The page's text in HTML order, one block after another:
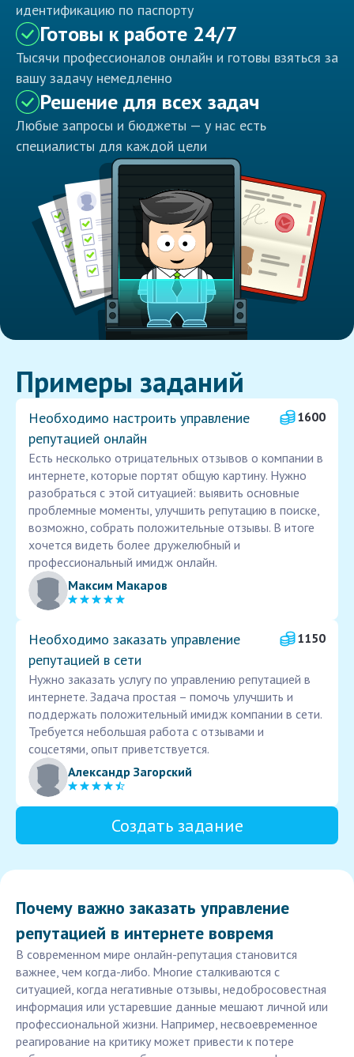
идентификацию по паспорту
Готовы к работе 24/7
Тысячи профессионалов онлайн и готовы взяться за
вашу задачу немедленно
Решение для всех задач
Любые запросы и бюджеты — у нас есть
специалисты для каждой цели
Примеры заданий
Необходимо настроить управление
репутацией онлайн
1600
Есть несколько отрицательных отзывов о компании в
интернете, которые портят общую картину. Нужно
разобраться с этой ситуацией: выявить основные
проблемные моменты, улучшить репутацию в поиске,
возможно, собрать положительные отзывы. В итоге
хочется видеть более дружелюбный и
профессиональный имидж онлайн.
Максим Макаров
Необходимо заказать управление
репутацией в сети
1150
Нужно заказать услугу по управлению репутацией в
интернете. Задача простая – помочь улучшить и
поддержать положительный имидж компании в сети.
Требуется небольшая работа с отзывами и
соцсетями, опыт приветствуется.
Александр Загорский
Создать задание
Почему важно заказать управление
репутацией в интернете вовремя
В современном мире онлайн-репутация становится
важнее, чем когда-либо. Многие сталкиваются с
ситуацией, когда негативные отзывы, недобросовестная
информация или устаревшие данные мешают личной или
профессиональной жизни. Например, несвоевременное
реагирование на критику может привести к потере